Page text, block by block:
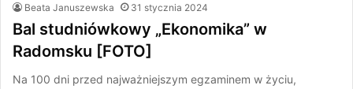
Beata Januszewska 31 stycznia 2024
Bal studniówkowy „Ekonomika” w
Radomsku [FOTO]
Na 100 dni przed najważniejszym egzaminem w życiu,